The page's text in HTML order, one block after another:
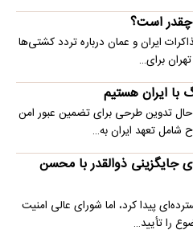
چقدر است؟
ایران و عمان درباره تردد کشتی‌ها
برای…
با ایران هستیم
تدوین طرحی برای تضمین عبور امن
شامل تعهد ایران به…
جایگزینی ذوالقدر با محسن
پیدا کرد، اما شورای عالی امنیت
را تأیید…